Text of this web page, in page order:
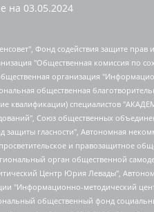
на 03.05.2024
организация "Центр по работе с проблемой насилия "НАСИЛИЮ.НЕТ", Межрегиональный профессиональный союз работников здравоохранения "Альянс врачей", Юридическое лицо, зарегистрированное в Латвийской Республике, SIA "Medusa Project" (регистрационный номер 40103797863, дата регистрации 10.06.2014), Некоммерческая организация "Фонд по борьбе с коррупцией", Автономная некоммерческая организация "Институт права и публичной политики", Баданин Роман Сергеевич, Гликин Максим Александрович, Железнова Мария Михайловна, Лукьянова Юлия Сергеевна, Маетная Елизавета Витальевна, Маняхин Петр Борисович, Чуракова Ольга Владимировна, Ярош Юлия Петровна, Юридическое лицо "The Insider SIA", зарегистрированное в Риге, Латвийская Республика (дата регистрации 26.06.2015), являющееся администратором доменного имени интернет-издания "The Insider SIA", https://theins.ru, Постернак Алексей Евгеньевич, Рубин Михаил Аркадьевич, Анин Роман Александрович, Юридическое лицо Istories fonds, зарегистрированное в Латвийской Республике (регистрационный номер 50008295751, дата регистрации 24.02.2020), Великовский Дмитрий Александрович, Долинина Ирина Николаевна, Мароховская Алеся Алексеевна, Шлейнов Роман Юрьевич, Шмагун Олеся Валентиновна, Общество с ограниченной ответственностью "Альтаир 2021", Общество с ограниченной ответственностью "Вега 2021", Общество с ограниченной ответственностью "Главный редактор 2021", Общество с ограниченной ответственностью "Ромашки монолит", Важенков Артем Валерьевич, Ивановская областная общественная организация "Центр